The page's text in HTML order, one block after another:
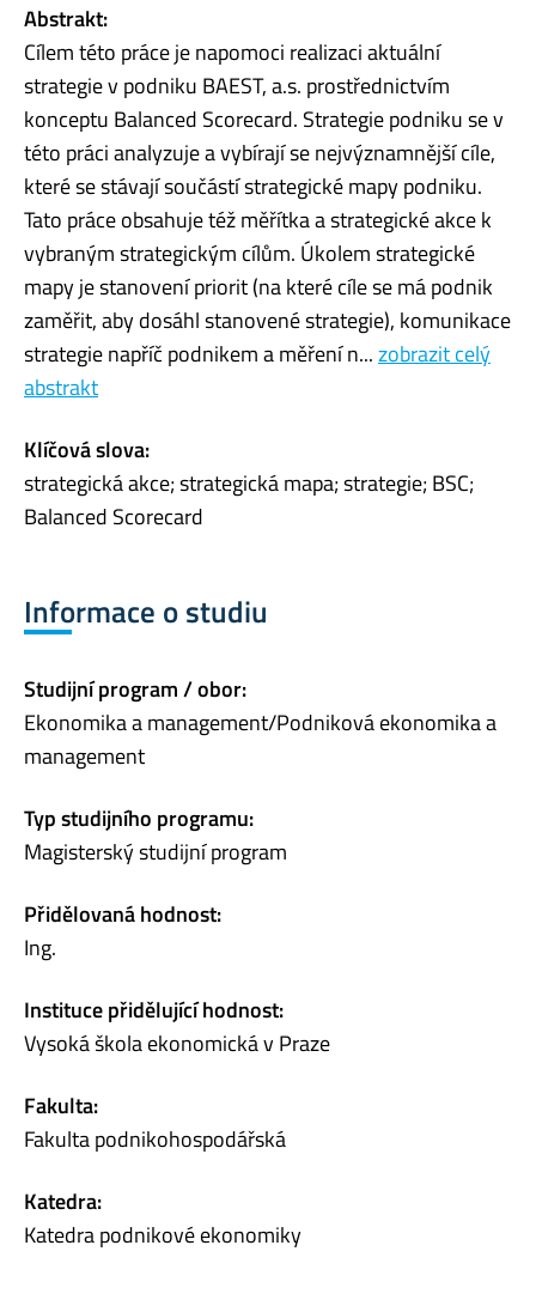
Abstrakt:
Cílem této práce je napomoci realizaci aktuální
strategie v podniku BAEST, a.s. prostřednictvím
konceptu Balanced Scorecard. Strategie podniku se v
této práci analyzuje a vybírají se nejvýznamnější cíle,
které se stávají součástí strategické mapy podniku.
Tato práce obsahuje též měřítka a strategické akce k
vybraným strategickým cílům. Úkolem strategické
mapy je stanovení priorit (na které cíle se má podnik
zaměřit, aby dosáhl stanovené strategie), komunikace
strategie napříč podnikem a měření n...zobrazit celý
abstrakt
Klíčová slova:
strategická akce; strategická mapa; strategie; BSC;
Balanced Scorecard
Informace o studiu
Studijní program / obor:
Ekonomika a management/Podniková ekonomika a
management
Typ studijního programu:
Magisterský studijní program
Přidělovaná hodnost:
Ing.
Instituce přidělující hodnost:
Vysoká škola ekonomická v Praze
Fakulta:
Fakulta podnikohospodářská
Katedra:
Katedra podnikové ekonomiky